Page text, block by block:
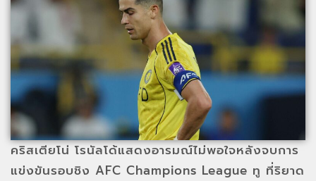
คริสเตียโน่ โรนัลโด้แสดงอารมณ์ไม่พอใจหลังจบการ
แข่งขันรอบชิง AFC Champions League ทู ที่ริยาด